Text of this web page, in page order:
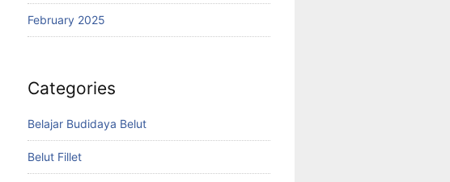
February 2025
Categories
Belajar Budidaya Belut
Belut Fillet